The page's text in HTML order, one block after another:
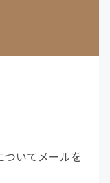
ついてメールを